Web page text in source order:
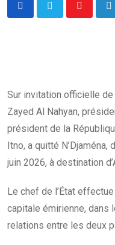
Sur invitation officielle
Zayed Al Nahyan,
président de la
Itno, a quitté
juin 2026, à destination
Le chef de l’État
capitale émirienne, dans
relations entre les deux